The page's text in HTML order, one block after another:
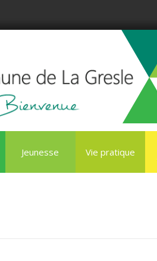
Jeunesse Vie pratique